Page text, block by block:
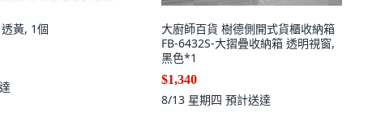
黃, 1個
大廚師百貨 樹德側開式貨櫃收納箱
FB-6432S-大摺疊收納箱 透明視窗,
黑色*1
$1,340
8/13 星期四 預計送達